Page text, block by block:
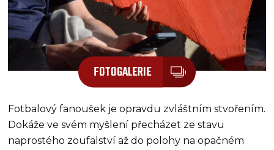
FOTOGALERIE
Fotbalový fanoušek je opravdu zvláštním stvořením.
Dokáže ve svém myšlení přecházet ze stavu
naprostého zoufalství až do polohy na opačném